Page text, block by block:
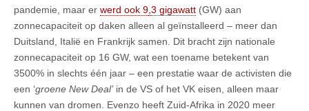
pandemie, maar er werd ook 9 3 gigawatt (GW) aan
zonnecapaciteit op daken alleen al geïnstalleerd – meer dan
Duitsland, Italië en Frankrijk samen. Dit bracht zijn nationale
zonnecapaciteit op 16 GW, wat een toename betekent van
3500% in slechts één jaar – een prestatie waar de activisten die
een ‘groene New Deal’in de VS of het VK eisen, alleen maar
kunnen van dromen. Evenzo heeft Zuid-Afrika in 2020 meer